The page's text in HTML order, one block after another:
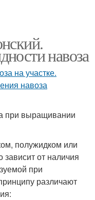
навоза
при выращивании
полужидком или
от наличия
при
различают